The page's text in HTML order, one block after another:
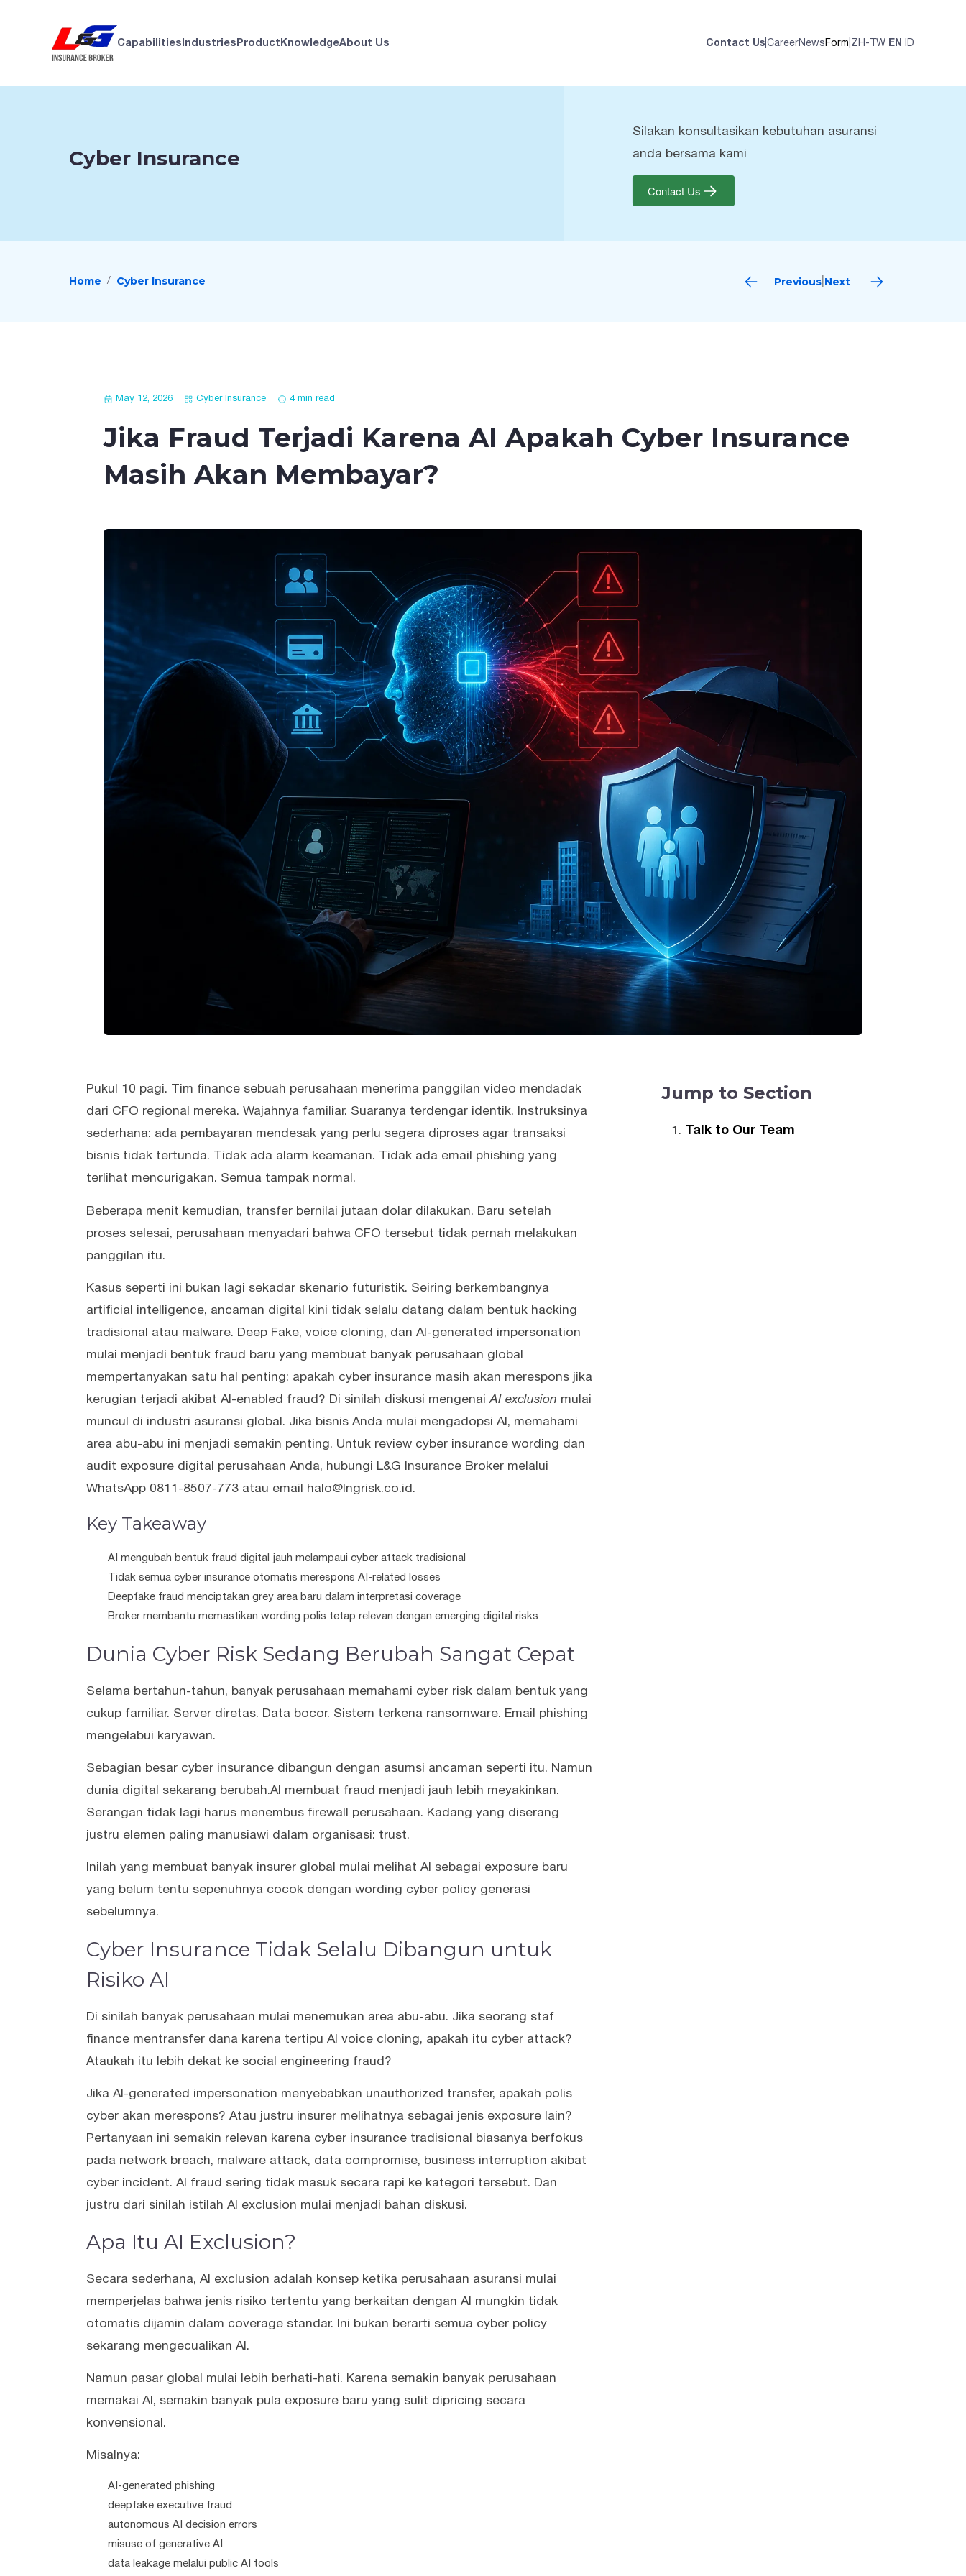
Capabilities Industries Product KnowledgeAbout Us Contact Us CareerNews Form ZH-TW EN ID
Cyber Insurance
Silakan konsultasikan kebutuhan asuransi
anda bersama kami
Contact Us
Home Cyber Insurance Previous Next
May 12, 2026 Cyber Insurance 4 min read
Jika Fraud Terjadi Karena AI Apakah Cyber Insurance
Masih Akan Membayar?
Pukul 10 pagi. Tim finance sebuah perusahaan menerima panggilan video mendadak
dari CFO regional mereka. Wajahnya familiar. Suaranya terdengar identik. Instruksinya
sederhana: ada pembayaran mendesak yang perlu segera diproses agar transaksi
bisnis tidak tertunda. Tidak ada alarm keamanan. Tidak ada email phishing yang
terlihat mencurigakan. Semua tampak normal.
Beberapa menit kemudian, transfer bernilai jutaan dolar dilakukan. Baru setelah
proses selesai, perusahaan menyadari bahwa CFO tersebut tidak pernah melakukan
panggilan itu.
Kasus seperti ini bukan lagi sekadar skenario futuristik. Seiring berkembangnya
artificial intelligence, ancaman digital kini tidak selalu datang dalam bentuk hacking
tradisional atau malware. Deep Fake, voice cloning, dan AI-generated impersonation
mulai menjadi bentuk fraud baru yang membuat banyak perusahaan global
mempertanyakan satu hal penting: apakah cyber insurance masih akan merespons jika
kerugian terjadi akibat AI-enabled fraud? Di sinilah diskusi mengenai AI exclusion mulai
muncul di industri asuransi global. Jika bisnis Anda mulai mengadopsi AI, memahami
area abu-abu ini menjadi semakin penting. Untuk review cyber insurance wording dan
audit exposure digital perusahaan Anda, hubungi L&G Insurance Broker melalui
WhatsApp 0811-8507-773 atau email halo@lngrisk.co.id.
Key Takeaway
AI mengubah bentuk fraud digital jauh melampaui cyber attack tradisional
Tidak semua cyber insurance otomatis merespons AI-related losses
Deepfake fraud menciptakan grey area baru dalam interpretasi coverage
Broker membantu memastikan wording polis tetap relevan dengan emerging digital risks
Dunia Cyber Risk Sedang Berubah Sangat Cepat
Selama bertahun-tahun, banyak perusahaan memahami cyber risk dalam bentuk yang
cukup familiar. Server diretas. Data bocor. Sistem terkena ransomware. Email phishing
mengelabui karyawan.
Sebagian besar cyber insurance dibangun dengan asumsi ancaman seperti itu. Namun
dunia digital sekarang berubah.AI membuat fraud menjadi jauh lebih meyakinkan.
Serangan tidak lagi harus menembus firewall perusahaan. Kadang yang diserang
justru elemen paling manusiawi dalam organisasi: trust.
Inilah yang membuat banyak insurer global mulai melihat AI sebagai exposure baru
yang belum tentu sepenuhnya cocok dengan wording cyber policy generasi
sebelumnya.
Cyber Insurance Tidak Selalu Dibangun untuk
Risiko AI
Di sinilah banyak perusahaan mulai menemukan area abu-abu. Jika seorang staf
finance mentransfer dana karena tertipu AI voice cloning, apakah itu cyber attack?
Ataukah itu lebih dekat ke social engineering fraud?
Jika AI-generated impersonation menyebabkan unauthorized transfer, apakah polis
cyber akan merespons? Atau justru insurer melihatnya sebagai jenis exposure lain?
Pertanyaan ini semakin relevan karena cyber insurance tradisional biasanya berfokus
pada network breach, malware attack, data compromise, business interruption akibat
cyber incident. AI fraud sering tidak masuk secara rapi ke kategori tersebut. Dan
justru dari sinilah istilah AI exclusion mulai menjadi bahan diskusi.
Apa Itu AI Exclusion?
Secara sederhana, AI exclusion adalah konsep ketika perusahaan asuransi mulai
memperjelas bahwa jenis risiko tertentu yang berkaitan dengan AI mungkin tidak
otomatis dijamin dalam coverage standar. Ini bukan berarti semua cyber policy
sekarang mengecualikan AI.
Namun pasar global mulai lebih berhati-hati. Karena semakin banyak perusahaan
memakai AI, semakin banyak pula exposure baru yang sulit dipricing secara
konvensional.
Misalnya:
AI-generated phishing
deepfake executive fraud
autonomous AI decision errors
misuse of generative AI
data leakage melalui public AI tools
Jump to Section
Talk to Our Team